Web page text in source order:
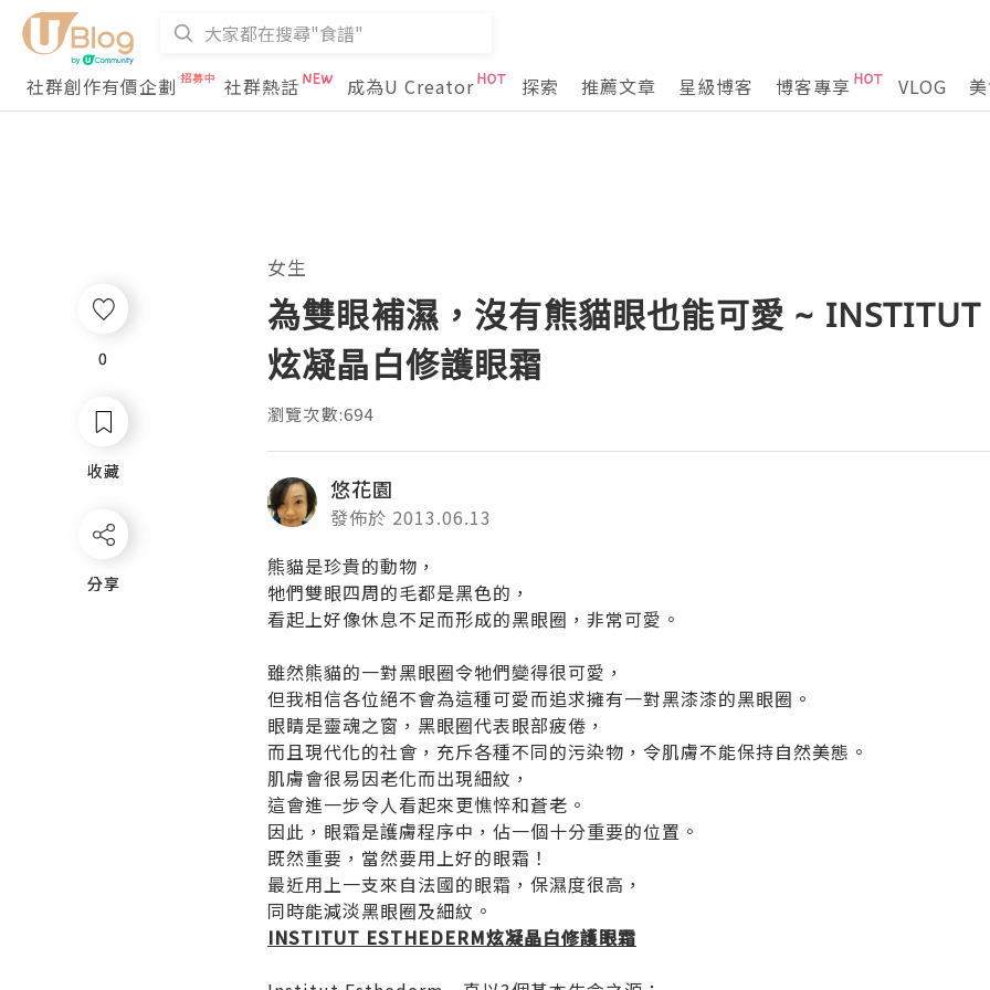
社群創作有價企劃 社群熱話 成為U Creator 探索 推薦文章 星級博客 博客專享 VLOG
0
收藏
分享
女生
為雙眼補濕，沒有熊貓眼也能可愛 ~ INSTITUT
炫凝晶白修護眼霜
瀏覽次數:694
悠花園
發佈於 2013.06.13
熊貓是珍貴的動物，
牠們雙眼四周的毛都是黑色的，
看起上好像休息不足而形成的黑眼圈，非常可愛。
雖然熊貓的一對黑眼圈令牠們變得很可愛，
但我相信各位絕不會為這種可愛而追求擁有一對黑漆漆的黑眼圈。
眼睛是靈魂之窗，黑眼圈代表眼部疲倦，
而且現代化的社會，充斥各種不同的污染物，令肌膚不能保持自然美態。
肌膚會很易因老化而出現細紋，
這會進一步令人看起來更憔悴和蒼老。
因此，眼霜是護膚程序中，佔一個十分重要的位置。
既然重要，當然要用上好的眼霜！
最近用上一支來自法國的眼霜，保濕度很高，
同時能減淡黑眼圈及細紋。
INSTITUT ESTHEDERM炫凝晶白修護眼霜
0
收藏
分享